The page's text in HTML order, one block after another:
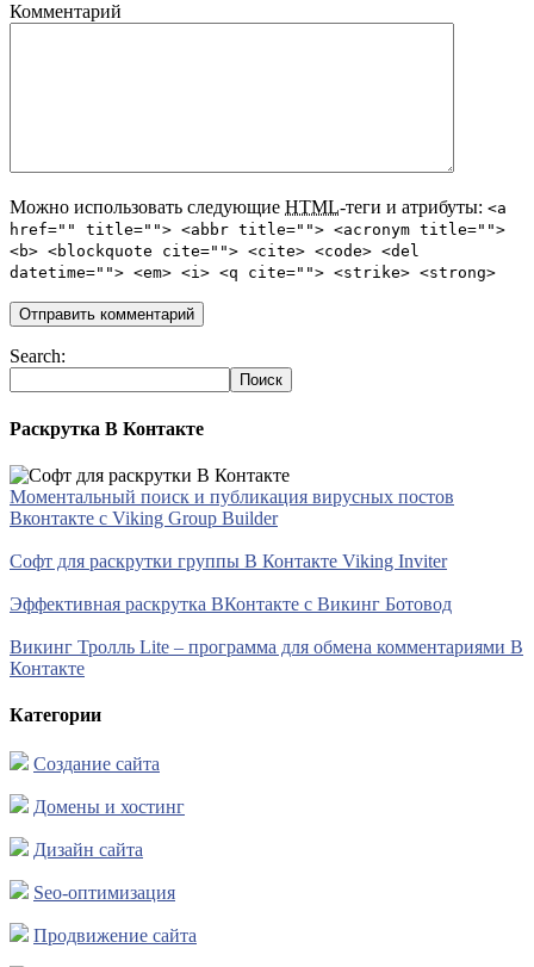
Комментарий
Можно использовать следующие HTML-теги и атрибуты: <a
href="" title=""> <abbr title=""> <acronym title="">
<b> <blockquote cite=""> <cite> <code> <del
datetime=""> <em> <i> <q cite=""> <strike> <strong>
Search:
Раскрутка В Контакте
Моментальный поиск и публикация вирусных постов
Вконтакте с Viking Group Builder
Софт для раскрутки группы В Контакте Viking Inviter
Эффективная раскрутка ВКонтакте с Викинг Ботовод
Викинг Тролль Lite – программа для обмена комментариями В
Контакте
Категории
Создание сайта
Домены и хостинг
Дизайн сайта
Seo-оптимизация
Продвижение сайта